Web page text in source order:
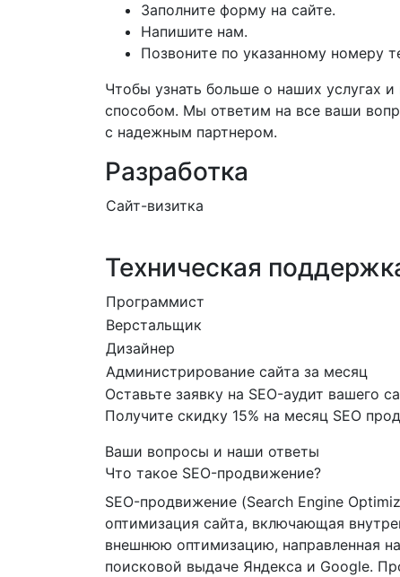
Заполните форму на сайте.
Напишите нам.
Позвоните по указанному номеру
Чтобы узнать больше о наших услугах
способом. Мы ответим на все ваши
с надежным партнером.
Разработка
Сайт-визитка
Техническая
Программист
Верстальщик
Дизайнер
Администрирование сайта за месяц
Оставьте заявку на SEO-аудит вашего
Получите скидку 15% на месяц SEO
Ваши вопросы и наши ответы
Что такое SEO-продвижение?
SEO-продвижение (Search Engine
оптимизация сайта, включающая
внешнюю оптимизацию, направленная
поисковой выдаче Яндекса и Google.